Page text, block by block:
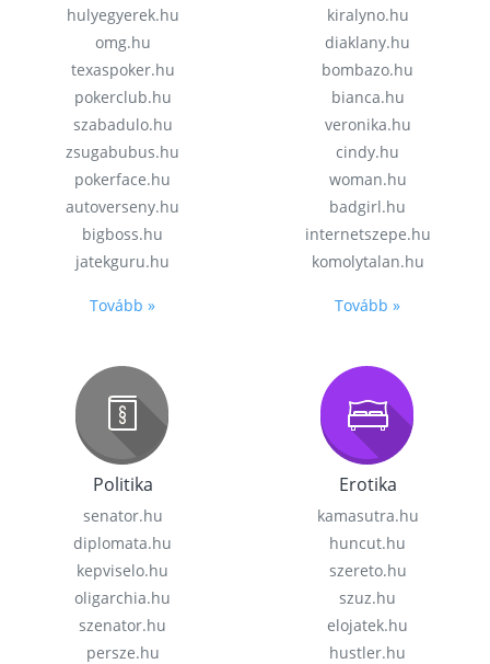
hulyegyerek.hu
omg.hu
texaspoker.hu
pokerclub.hu
szabadulo.hu
zsugabubus.hu
pokerface.hu
autoverseny.hu
bigboss.hu
jatekguru.hu
Tovább »
kiralyno.hu
diaklany.hu
bombazo.hu
bianca.hu
veronika.hu
cindy.hu
woman.hu
badgirl.hu
internetszepe.hu
komolytalan.hu
Tovább »
Politika
senator.hu
diplomata.hu
kepviselo.hu
oligarchia.hu
szenator.hu
persze.hu
Erotika
kamasutra.hu
huncut.hu
szereto.hu
szuz.hu
elojatek.hu
hustler.hu